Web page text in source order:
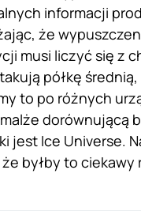
informacji
że
musi liczyć się z
półkę
to po różnych
dorównującą
jest Ice Universe.
byłby to